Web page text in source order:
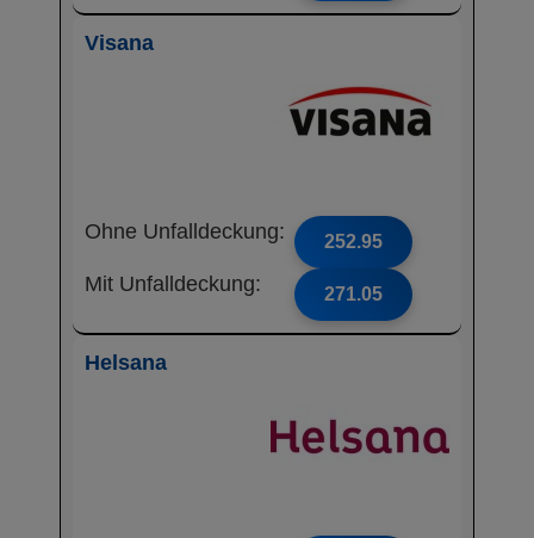
Visana
Ohne Unfalldeckung: 252.95
Mit Unfalldeckung: 271.05
Helsana